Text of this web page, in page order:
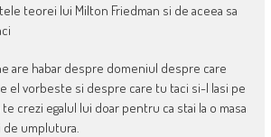
teorei lui Milton Friedman si de aceea sa
are habar despre domeniul despre care
el vorbeste si despre care tu taci si-l lasi pe
crezi egalul lui doar pentru ca stai la o masa
umplutura.